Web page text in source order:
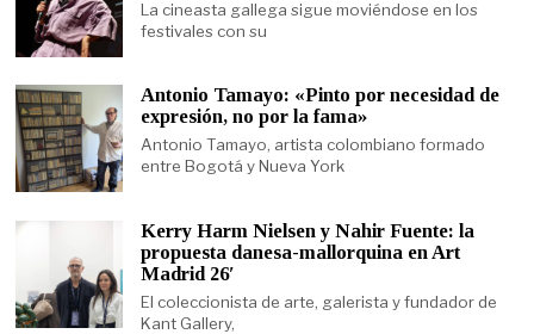
La cineasta gallega sigue moviéndose en los
festivales con su
Antonio Tamayo: «Pinto por necesidad de
expresión, no por la fama»
Antonio Tamayo, artista colombiano formado
entre Bogotá y Nueva York
Kerry Harm Nielsen y Nahir Fuente: la
propuesta danesa-mallorquina en Art
Madrid 26′
El coleccionista de arte, galerista y fundador de
Kant Gallery,